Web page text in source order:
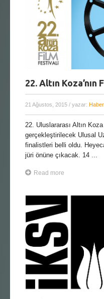
22. Altın
21 Ağustos, 2015 / yazar:
22. Uluslararası Altın
gerçekleştirilecek Ulusal
finalistleri belli oldu.
jüri önüne çıkacak. 14 ...
Read more